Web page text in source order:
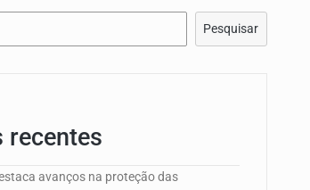
Pesquisar
recentes
avanços na proteção das